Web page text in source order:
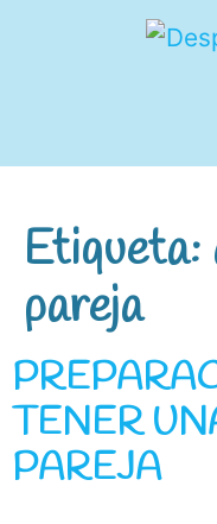
Etiqueta:
pareja
TENER
PAREJA